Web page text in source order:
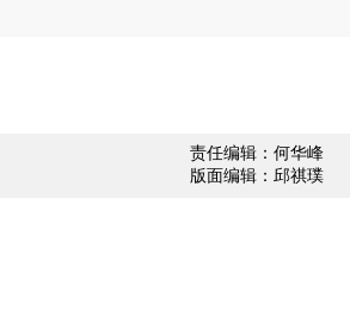
责任编辑：何华峰
版面编辑：邱祺璞